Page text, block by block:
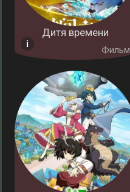
Дитя времени
Фильм